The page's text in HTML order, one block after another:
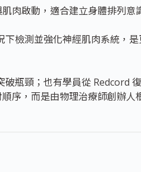
肉啟動，適合建立身體排列意
檢測並強化神經肌肉系統，
瓶頸；也有學員從 Redcord
序，而是由物理治療師創辦人